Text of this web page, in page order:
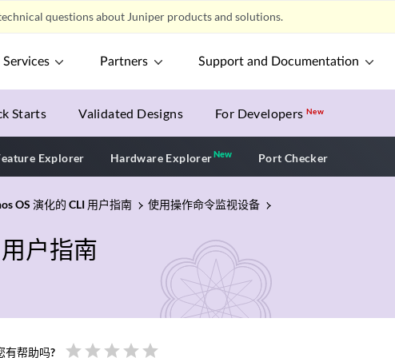
questions about Juniper products and solutions.
Services Partners Support and Documentation
Starts Validated Designs For DevelopersNew
Explorer Hardware ExplorerNewNew application
Port Checker
OS 演化的 CLI 用户指南 使用操作命令监视设备
户指南
有帮助吗? star star star star star